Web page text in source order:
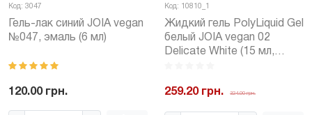
Код: 3047
Гель-лак синий JOIA vegan
№047, эмаль (6 мл)
120.00 грн.
Код: 10810_1
Жидкий гель PolyLiquid Gel
белый JOIA vegan 02
Delicate White (15 мл,
259.20 грн. 324.00 грн.